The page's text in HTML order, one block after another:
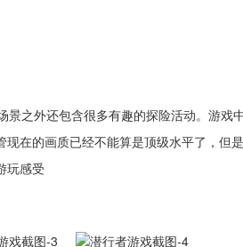
之外还包含很多有趣的探险活动。游戏
在的画质已经不能算是顶级水平了，但
玩感受